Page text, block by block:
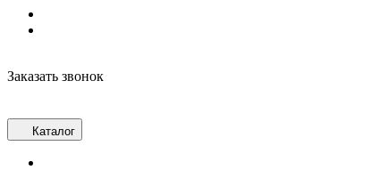
Заказать звонок
Каталог